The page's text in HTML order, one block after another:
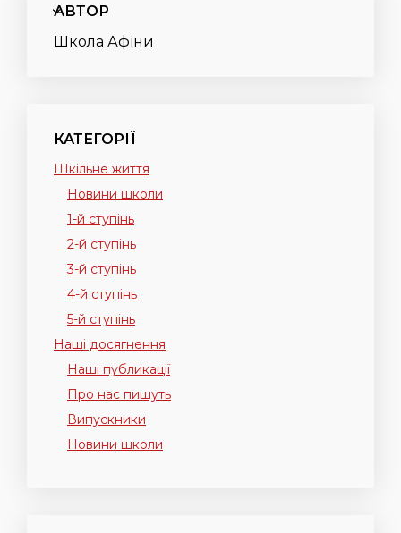
АВТОР
Школа Афіни
КАТЕГОРІЇ
Шкільне життя
Новини школи
1-й ступінь
2-й ступінь
3-й ступінь
4-й ступінь
5-й ступінь
Наші досягнення
Наші публикації
Про нас пишуть
Випускники
Новини школи